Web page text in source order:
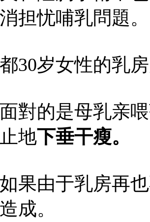
担忧哺乳問題。
30岁女性的乳
對的是母乳亲
地下垂干瘦。
果由于乳房再
造成。